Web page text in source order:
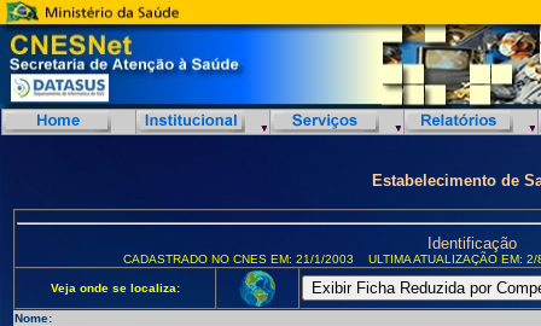
Estabelecimento de
Identificação
CADASTRADO NO CNES EM: 21/1/2003 ULTIMA ATUALIZAÇÃO EM:
Veja onde se localiza:
Nome: